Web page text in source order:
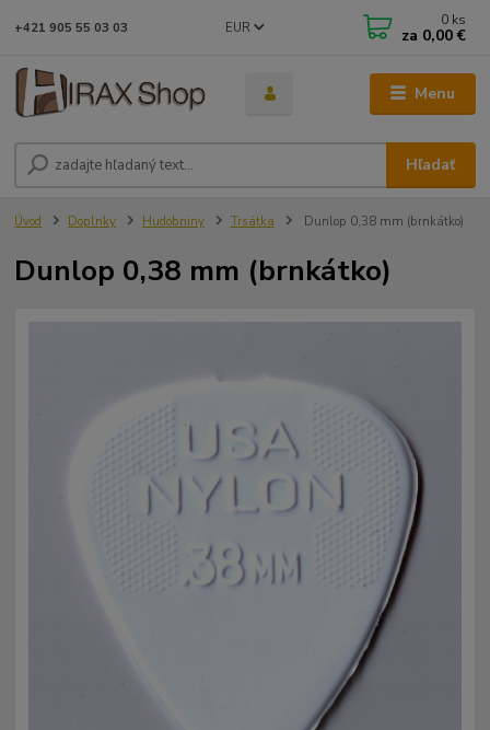
Menu
EUR
Hľadať
+421 905 55 03 03 0 ks
za 0,00 €
Úvod Doplnky Hudobniny Trsátka Dunlop 0,38 mm (brnkátko)
Dunlop 0,38 mm (brnkátko)